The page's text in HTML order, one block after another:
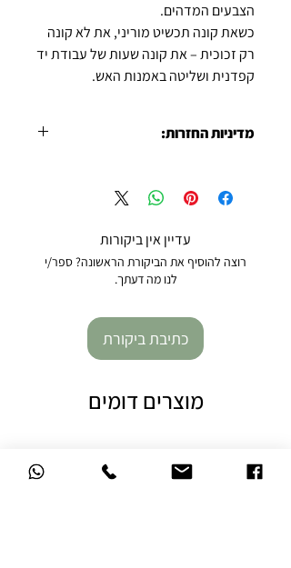
הצבעים המדהים.
כשאת קונה תכשיט מוריני, את לא קונה
רק זכוכית – את קונה שעות של עבודת יד
קפדנית ושליטה באמנות האש.
מדיניות החזרות:
בתנאי שהתכשיט במצבו המקורי, ללא נזק
ובאריזה המקורית. נא ליצור קשר לתיאום
עדיין אין ביקורות
רוצה להוסיף את הביקורת הראשונה? ספר/י
לנו מה דעתך.
כתיבת ביקורת
מוצרים דומים